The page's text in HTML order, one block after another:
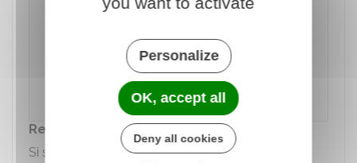
l'employeur donne son accord, utiliser les
droits qu'il a accumulés sur ce compte pour
disposer d'un revenu pendant une partie de
son congé sabbatique.
Report des congés payés
Si son congé sabbatique n'est pas rémunéré, le
Personalize
OK, accept all
Deny all cookies